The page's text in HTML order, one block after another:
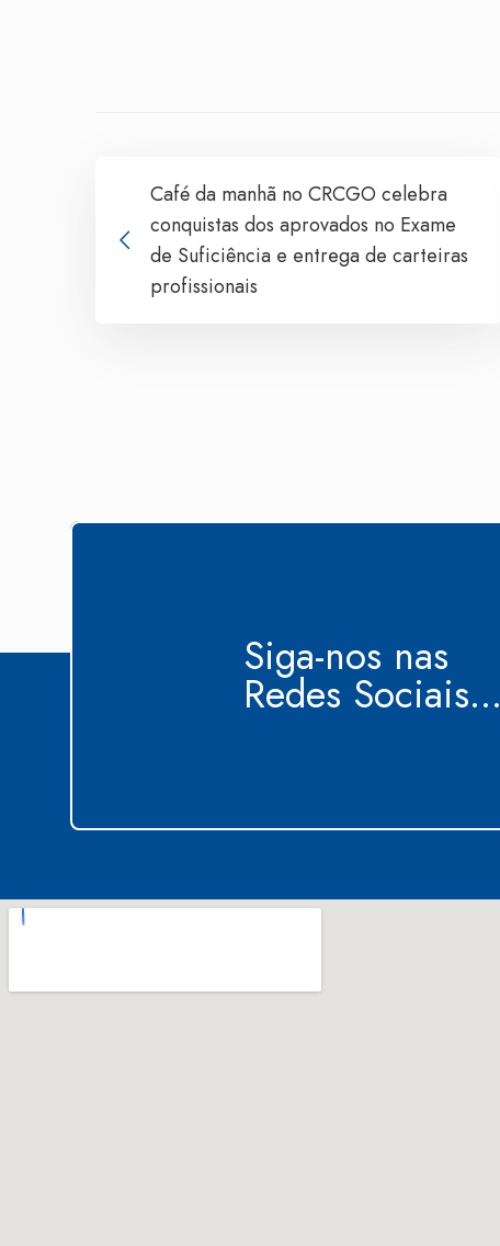
Café da manhã no CRCGO celebra
conquistas dos aprovados no Exame
de Suficiência e entrega de carteiras
profissionais
Siga-nos nas
Redes Sociais...